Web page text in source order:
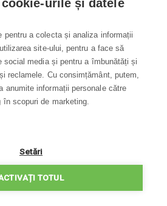
vitrine sau oglinzi.
suprafețe netede, cum ar fi
ca acestea să fie plane,
robotului să mențină aderența
Totuși, producătorul
principal pe suprafețe din sticlă,
poate varia în funcție de
urile și datele
pentru a colecta și analiza informații
site-ului, pentru a face să
social media și pentru a îmbunătăți și
reclamele. Cu consimțământ, putem,
anumite informații personale către
în scopuri de marketing.
Setări
TOTUL